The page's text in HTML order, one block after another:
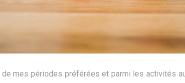
mes périodes préférées et parmi les activités